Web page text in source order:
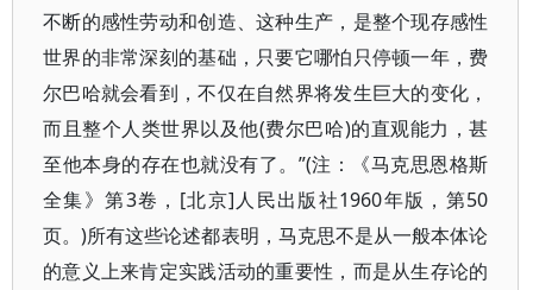
不断的感性劳动和创造、这种生产，是整个现存感性
世界的非常深刻的基础，只要它哪怕只停顿一年，费
尔巴哈就会看到，不仅在自然界将发生巨大的变化，
而且整个人类世界以及他(费尔巴哈)的直观能力，甚
至他本身的存在也就没有了。”(注：《马克思恩格斯
全集》第3卷，[北京]人民出版社1960年版，第50
页。)所有这些论述都表明，马克思不是从一般本体论
的意义上来肯定实践活动的重要性，而是从生存论的